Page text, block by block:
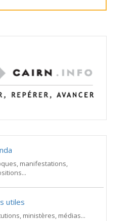
manifestations,
utiles
ministères, médias...